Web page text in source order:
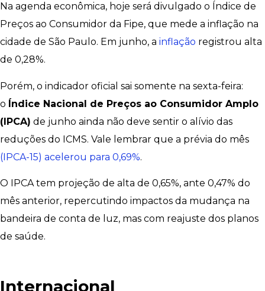
Na agenda econômica, hoje será divulgado o Índice de
Preços ao Consumidor da Fipe, que mede a inflação na
cidade de São Paulo. Em junho, a inflação registrou alta
de 0,28%.
Porém, o indicador oficial sai somente na sexta-feira:
o Índice Nacional de Preços ao Consumidor Amplo
(IPCA) de junho ainda não deve sentir o alívio das
reduções do ICMS. Vale lembrar que a prévia do mês
(IPCA-15) acelerou para 0,69%.
O IPCA tem projeção de alta de 0,65%, ante 0,47% do
mês anterior, repercutindo impactos da mudança na
bandeira de conta de luz, mas com reajuste dos planos
de saúde.
Internacional